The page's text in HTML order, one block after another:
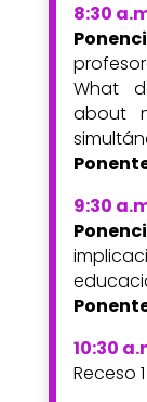
8:30
What
about
9:30
10:30
Receso 1